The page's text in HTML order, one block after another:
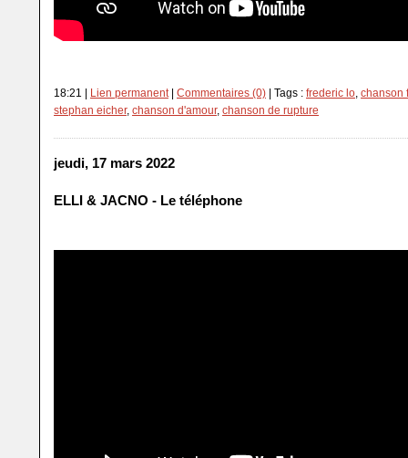
18:21 | Lien permanent| Commentaires (0) | Tags : frederic lo, chanson
stephan eicher, chanson d'amour, chanson de rupture
jeudi, 17 mars 2022
ELLI & JACNO - Le téléphone